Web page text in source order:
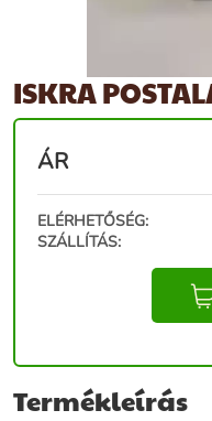
ISKRA
ÁR
ELÉRHETŐSÉG:
SZÁLLÍTÁS:
Termékleírás